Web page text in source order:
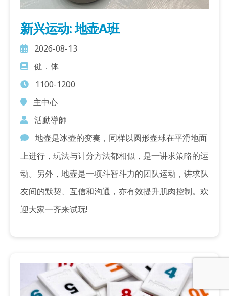
新兴运动: 地壶A班
2026-08-13
健．体
1100-1200
主中心
活動導師
地壶是冰壶的变奏，同样以圆形壶球在平滑地面
上进行，玩法与计分方法都相似，是一讲求策略的运
动。另外，地壶是一项斗智斗力的团队运动，讲求队
友间的默契、互信和沟通，亦有效提升肌肉控制。欢
迎大家一齐来试玩!